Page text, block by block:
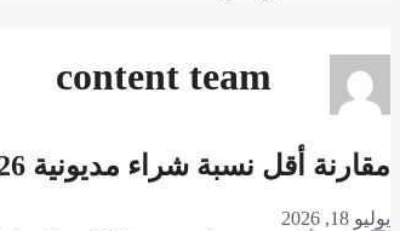
content team
مقارنة أقل نسبة شراء مديونية 2026 من البنوك السعودية
يوليو 18, 2026